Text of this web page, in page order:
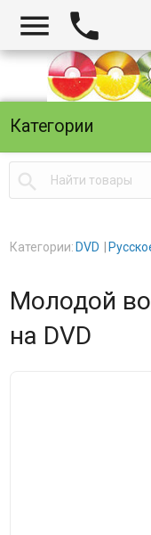
 
Категории

Категории: DVD
Молодой
на DVD